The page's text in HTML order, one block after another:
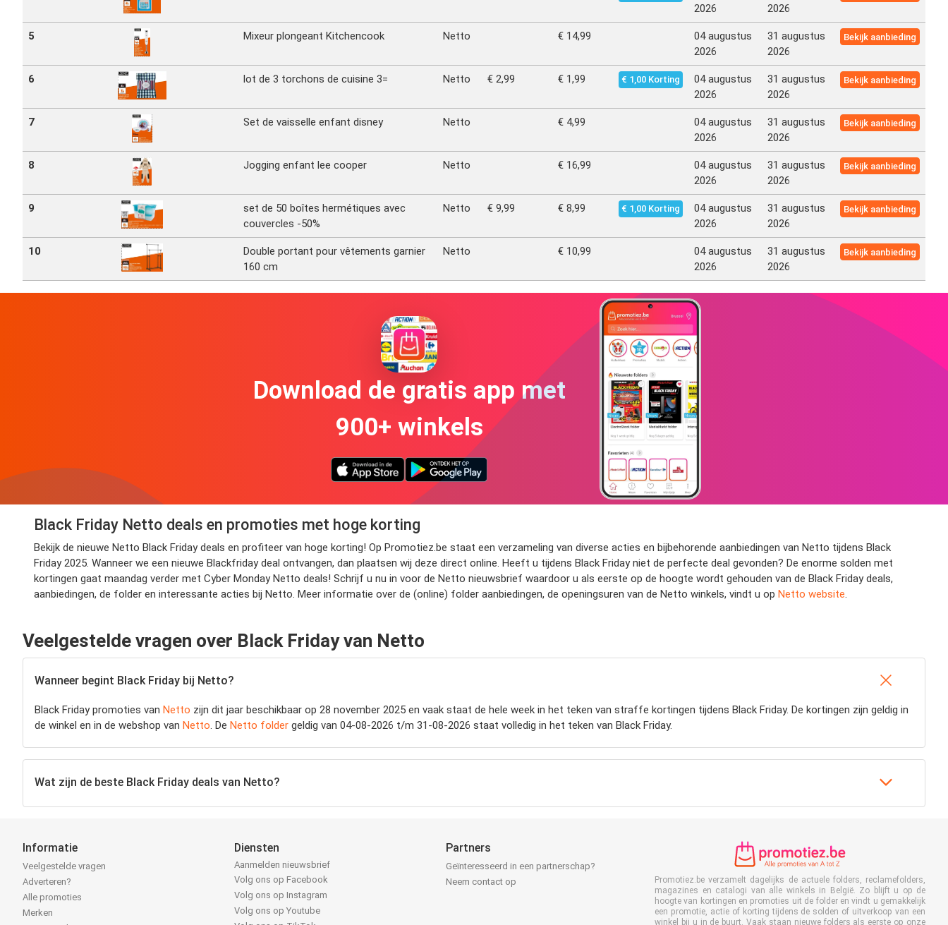
2026
2026
5 Mixeur plongeant Kitchencook Netto € 14,99
04 augustus
2026
31 augustus
2026
Bekijk aanbieding
6 lot de 3 torchons de cuisine 3= Netto € 2,99 € 1,99 € 1,00 Korting
04 augustus
2026
31 augustus
2026
Bekijk aanbieding
7 Set de vaisselle enfant disney Netto € 4,99
04 augustus
2026
31 augustus
2026
Bekijk aanbieding
8 Jogging enfant lee cooper Netto € 16,99
04 augustus
2026
31 augustus
2026
Bekijk aanbieding
9
set de 50 boîtes hermétiques avec
couvercles -50%
Netto € 9,99 € 8,99 € 1,00 Korting
04 augustus
2026
31 augustus
2026
Bekijk aanbieding
10
Double portant pour vêtements garnier
160 cm
Netto € 10,99
04 augustus
2026
31 augustus
2026
Bekijk aanbieding
Download de gratis app met
900+ winkels
Black Friday Netto deals en promoties met hoge korting
Bekijk de nieuwe Netto Black Friday deals en profiteer van hoge korting! Op Promotiez.be staat een verzameling van diverse acties en bijbehorende aanbiedingen van Netto tijdens Black
Friday 2025. Wanneer we een nieuwe Blackfriday deal ontvangen, dan plaatsen wij deze direct online. Heeft u tijdens Black Friday niet de perfecte deal gevonden? De enorme solden met
kortingen gaat maandag verder met Cyber Monday Netto deals! Schrijf u nu in voor de Netto nieuwsbrief waardoor u als eerste op de hoogte wordt gehouden van de Black Friday deals,
aanbiedingen, de folder en interessante acties bij Netto. Meer informatie over de (online) folder aanbiedingen, de openingsuren van de Netto winkels, vindt u op Netto website.
Veelgestelde vragen over Black Friday van Netto
Wanneer begint Black Friday bij Netto?
Black Friday promoties van Netto zijn dit jaar beschikbaar op 28 november 2025 en vaak staat de hele week in het teken van straffe kortingen tijdens Black Friday. De kortingen zijn geldig in
de winkel en in de webshop van Netto. De Netto folder geldig van 04-08-2026 t/m 31-08-2026 staat volledig in het teken van Black Friday.
Wat zijn de beste Black Friday deals van Netto?
Informatie
Veelgestelde vragen
Adverteren?
Alle promoties
Merken
Diensten
Aanmelden nieuwsbrief
Volg ons op Facebook
Volg ons op Instagram
Volg ons op Youtube
Partners
Geïnteresseerd in een partnerschap?
Neem contact op
Promotiez.be verzamelt dagelijks de actuele folders, reclamefolders,
magazines en catalogi van alle winkels in België. Zo blijft u op de
hoogte van kortingen en promoties uit de folder en vindt u gemakkelijk
een promotie, actie of korting tijdens de solden of uitverkoop van een
winkel bij u in de buurt. Vaak staan nieuwe folders als eerste op onze